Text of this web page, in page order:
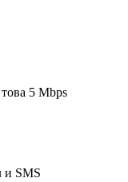
5 Mbps
и SMS